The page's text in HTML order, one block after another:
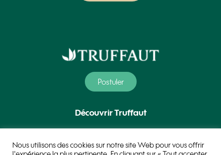
Postuler
Découvrir Truffaut
Nous utilisons des cookies sur notre site Web pour vous offrir